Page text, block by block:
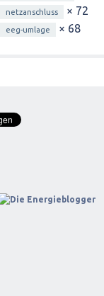
netzanschluss × 72
eeg-umlage × 68